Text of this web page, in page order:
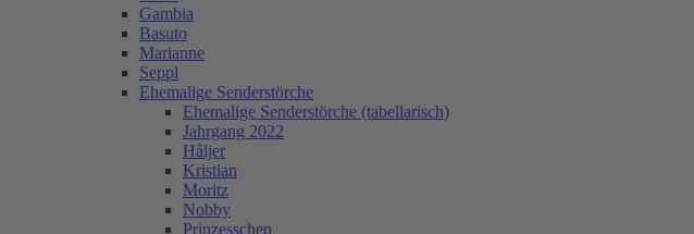
Gambia
Basuto
Marianne
Seppl
Ehemalige Senderstörche
Ehemalige Senderstörche (tabellarisch)
Jahrgang 2022
Håljer
Kristian
Moritz
Nobby
Prinzesschen